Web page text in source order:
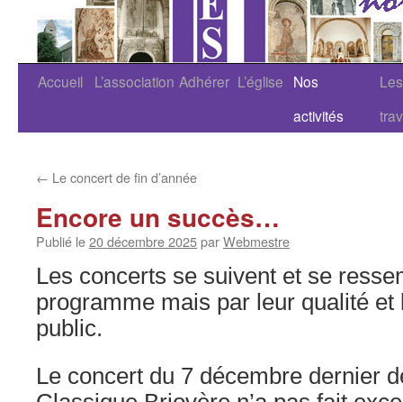
Accueil L’association Adhérer L’église Nos
activités
Les
← Le concert de fin d’année
Encore un succès…
Publié le20 décembre 2025parWebmestre
Les concerts se suivent et se
programme mais par leur qualité
public.
Le concert du 7 décembre dernier